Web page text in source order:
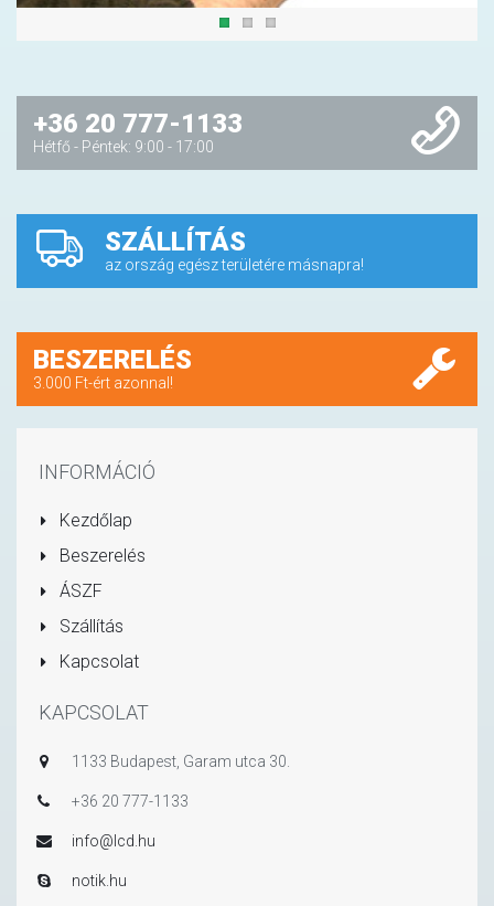
+36 20 777-1133
Hétfő - Péntek: 9:00 - 17:00
SZÁLLÍTÁS
az ország egész területére másnapra!
BESZERELÉS
3.000 Ft-ért azonnal!
INFORMÁCIÓ
Kezdőlap
Beszerelés
ÁSZF
Szállítás
Kapcsolat
KAPCSOLAT
1133 Budapest, Garam utca 30.
+36 20 777-1133
info@lcd.hu
notik.hu